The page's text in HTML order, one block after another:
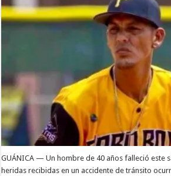
GUÁNICA — Un hombre de 40 años falleció este
heridas recibidas en un accidente de tránsito